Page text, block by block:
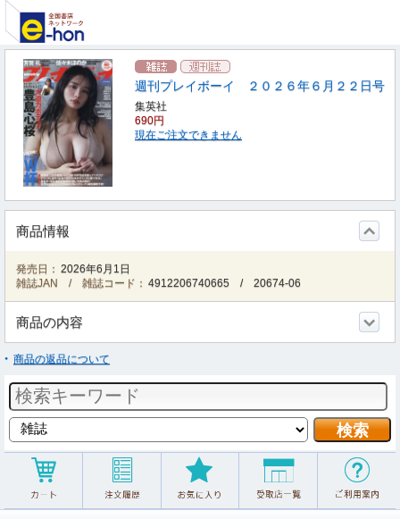
週刊プレイボーイ ２０２６年６月２２日号
集英社
690円
現在ご注文できません
商品情報
発売日： 2026年6月1日
雑誌JAN / 雑誌コード： 4912206740665 /20674-06
商品の内容
商品の返品について